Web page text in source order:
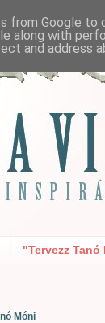
"Tervezz
Móni
from Google to
along with
and address